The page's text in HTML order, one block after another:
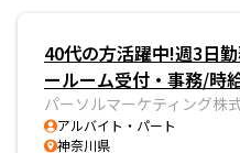
40代の方活躍中!週3日
ールーム受付・事務/時
パーソルマーケティング株
アルバイト・パート
神奈川県